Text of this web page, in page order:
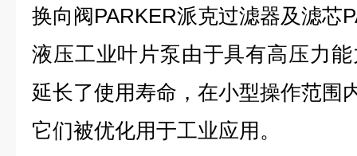
换向阀PARKER派克过滤器及滤芯
液压工业叶片泵由于具有高压力
延长了使用寿命，在小型操作范围
它们被优化用于工业应用。